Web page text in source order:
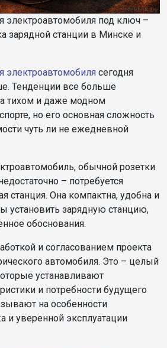
электроавтомобиля под ключ –
зарядной станции в Минске и
электроавтомобиля сегодня
Тенденции все больше
тихом и даже модном
но его основная сложность
чуть ли не ежедневной
обычной розетки
– потребуется
станция. Она компактна, удобна и
установить зарядную станцию,
обоснования.
и согласованием проекта
автомобиля. Это – целый
устанавливают
и потребности будущего
на особенности
и уверенной эксплуатации